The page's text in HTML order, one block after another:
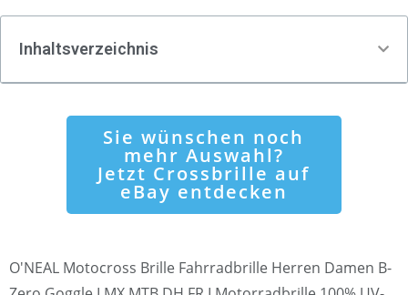
Inhaltsverzeichnis
Sie wünschen noch
mehr Auswahl?
Jetzt Crossbrille auf
eBay entdecken
O'NEAL Motocross Brille Fahrradbrille Herren Damen B-